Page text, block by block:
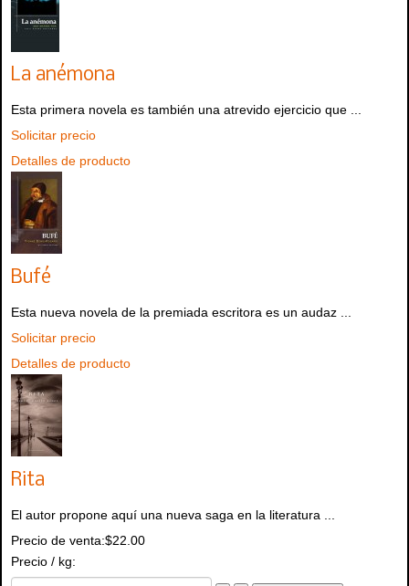
La anémona
Esta primera novela es también una atrevido ejercicio que ...
Solicitar precio
Detalles de producto
Bufé
Esta nueva novela de la premiada escritora es un audaz ...
Solicitar precio
Detalles de producto
Rita
El autor propone aquí una nueva saga en la literatura ...
Precio de venta:$22.00
Precio / kg: